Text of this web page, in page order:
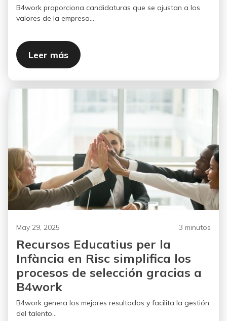
B4work proporciona candidaturas que se ajustan a los
valores de la empresa...
Leer más
May 29, 2025 3 minutos
Recursos Educatius per la
Infància en Risc simplifica los
procesos de selección gracias a
B4work
B4work genera los mejores resultados y facilita la gestión
del talento...